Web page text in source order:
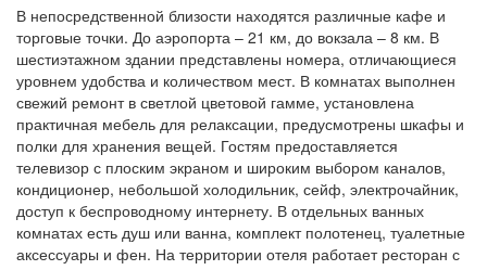
В непосредственной близости находятся различные кафе и
торговые точки. До аэропорта – 21 км, до вокзала – 8 км. В
шестиэтажном здании представлены номера, отличающиеся
уровнем удобства и количеством мест. В комнатах выполнен
свежий ремонт в светлой цветовой гамме, установлена
практичная мебель для релаксации, предусмотрены шкафы и
полки для хранения вещей. Гостям предоставляется
телевизор с плоским экраном и широким выбором каналов,
кондиционер, небольшой холодильник, сейф, электрочайник,
доступ к беспроводному интернету. В отдельных ванных
комнатах есть душ или ванна, комплект полотенец, туалетные
аксессуары и фен. На территории отеля работает ресторан с